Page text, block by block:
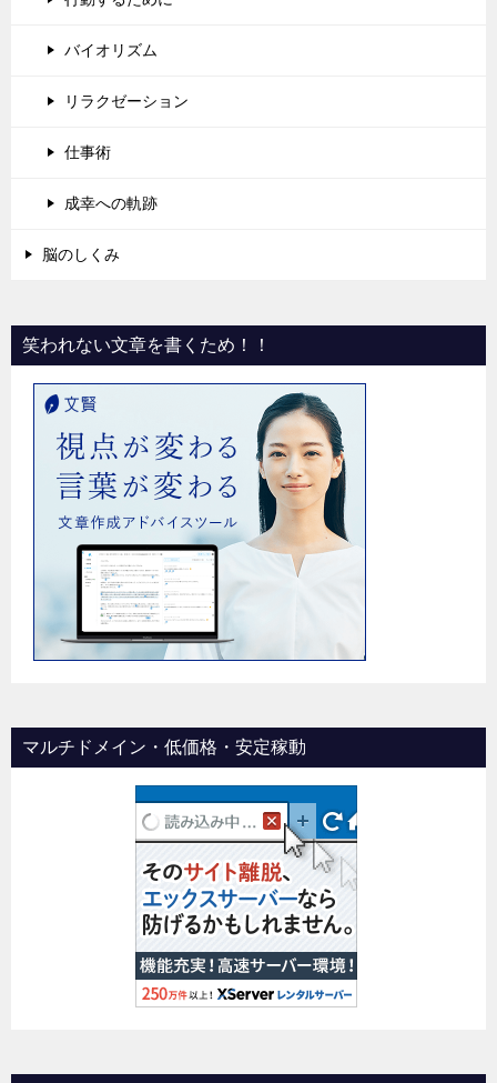
バイオリズム
リラクゼーション
仕事術
成幸への軌跡
脳のしくみ
笑われない文章を書くため！！
マルチドメイン・低価格・安定稼動